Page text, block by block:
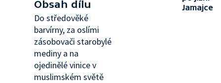
Obsah dílu
Do středověké
barvírny, za oslími
zásobovači starobylé
mediny a na
ojedinělé vinice v
muslimském světě
Jamajce